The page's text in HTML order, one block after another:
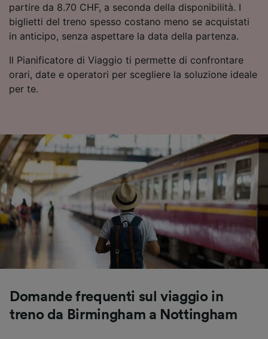
partire da 8.70 CHF, a seconda della disponibilità. I
biglietti del treno spesso costano meno se acquistati
in anticipo, senza aspettare la data della partenza.
Il Pianificatore di Viaggio ti permette di confrontare
orari, date e operatori per scegliere la soluzione ideale
per te.
Domande frequenti sul viaggio in
treno da Birmingham a Nottingham